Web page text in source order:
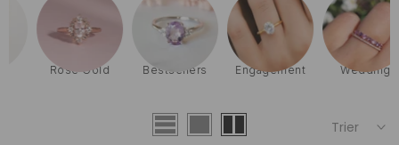
Rose Gold Bestsellers Engagement Wedding
Trier